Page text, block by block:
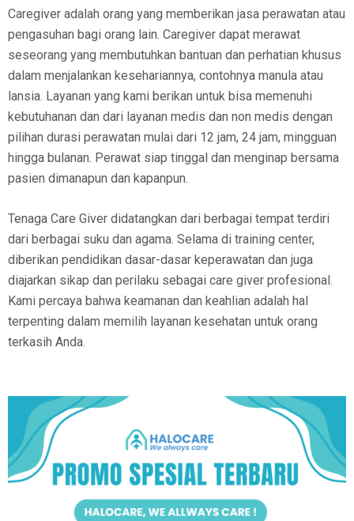
Caregiver adalah orang yang memberikan jasa perawatan atau
pengasuhan bagi orang lain. Caregiver dapat merawat
seseorang yang membutuhkan bantuan dan perhatian khusus
dalam menjalankan kesehariannya, contohnya manula atau
lansia. Layanan yang kami berikan untuk bisa memenuhi
kebutuhanan dan dari layanan medis dan non medis dengan
pilihan durasi perawatan mulai dari 12 jam, 24 jam, mingguan
hingga bulanan. Perawat siap tinggal dan menginap bersama
pasien dimanapun dan kapanpun.
Tenaga Care Giver didatangkan dari berbagai tempat terdiri
dari berbagai suku dan agama. Selama di training center,
diberikan pendidikan dasar-dasar keperawatan dan juga
diajarkan sikap dan perilaku sebagai care giver profesional.
Kami percaya bahwa keamanan dan keahlian adalah hal
terpenting dalam memilih layanan kesehatan untuk orang
terkasih Anda.